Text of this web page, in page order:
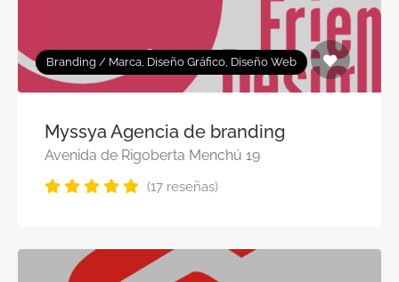
Branding / Marca, Diseño Gráfico, Diseño Web
Myssya Agencia de branding
Avenida de Rigoberta Menchú 19
(17 reseñas)